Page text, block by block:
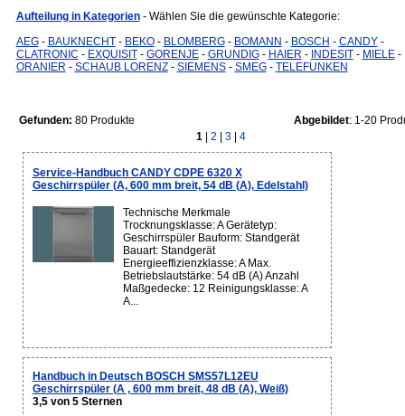
Aufteilung in Kategorien - Wählen Sie die gewünschte Kategorie:
AEG- BAUKNECHT- BEKO- BLOMBERG- BOMANN - BOSCH - CANDY-
CLATRONIC - EXQUISIT- GORENJE- GRUNDIG- HAIER - INDESIT- MIELE-
ORANIER - SCHAUB LORENZ- SIEMENS- SMEG- TELEFUNKEN
Gefunden: 80 Produkte Abgebildet: 1-20
1
2 3 4
Service-Handbuch CANDY CDPE 6320 X
Geschirrspüler (A, 600 mm breit, 54 dB (A), Edelstahl)
Technische Merkmale
Trocknungsklasse: A Gerätetyp:
Geschirrspüler Bauform: Standgerät
Bauart: Standgerät
Energieeffizienzklasse: A Max.
Betriebslautstärke: 54 dB (A) Anzahl
Maßgedecke: 12 Reinigungsklasse: A
A...
Handbuch in Deutsch BOSCH SMS57L12EU
Geschirrspüler (A , 600 mm breit, 48 dB (A), Weiß)
3,5 von 5 Sternen